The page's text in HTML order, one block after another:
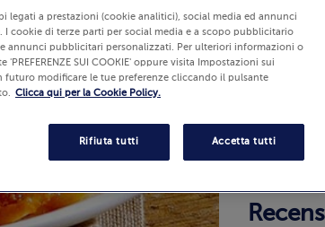
600 g
legati a prestazioni (cookie analitici), social media ed annunci
cookie di terze parti per social media e a scopo pubblicitario
annunci pubblicitari personalizzati. Per ulteriori informazioni o
SUI COOKIE' oppure visita Impostazioni sui
modificare le tue preferenze cliccando il pulsante
Clicca qui per la Cookie Policy.
Rifiuta tutti Accetta tutti